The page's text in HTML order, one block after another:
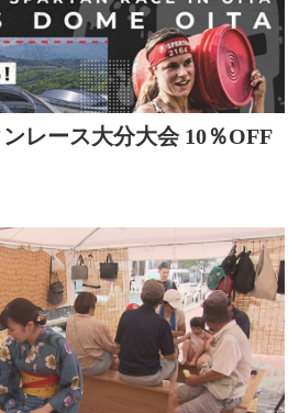
ンレース大分大会 10％OFF